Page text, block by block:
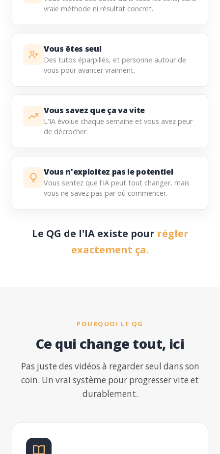
vraie méthode ni résultat concret.
Vous êtes seul
Des tutos éparpillés, et personne autour de
vous pour avancer vraiment.
Vous savez que ça va vite
L'IA évolue chaque semaine et vous avez peur
de décrocher.
Vous n'exploitez pas le potentiel
Vous sentez que l'IA peut tout changer, mais
vous ne savez pas par où commencer.
Le QG de l'IA existe pour régler
exactement ça.
POURQUOI LE QG
Ce qui change tout, ici
Pas juste des vidéos à regarder seul dans son
coin. Un vrai système pour progresser vite et
durablement.